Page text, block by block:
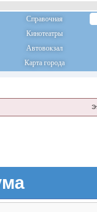
Справочная
Кинотеатры
Автовокзал
Карта города